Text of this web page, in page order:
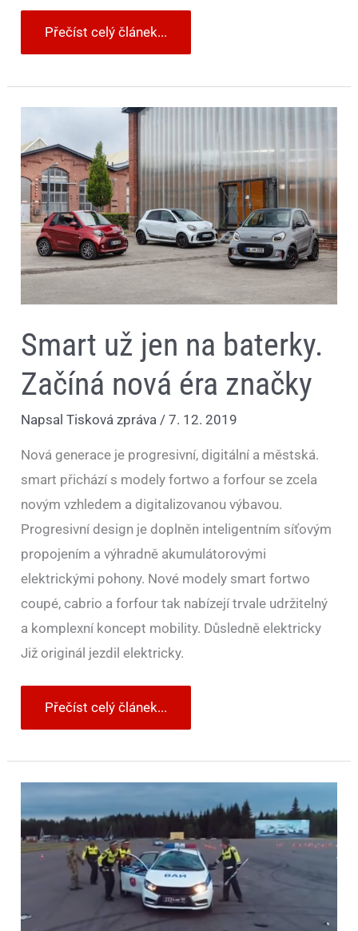
Přečíst celý článek...
Smart už jen na baterky.
Začíná nová éra značky
NapsalTisková zpráva /7. 12. 2019
Nová generace je progresivní, digitální a městská.
smart přichází s modely fortwo a forfour se zcela
novým vzhledem a digitalizovanou výbavou.
Progresivní design je doplněn inteligentním síťovým
propojením a výhradně akumulátorovými
elektrickými pohony. Nové modely smart fortwo
coupé, cabrio a forfour tak nabízejí trvale udržitelný
a komplexní koncept mobility. Důsledně elektricky
Již originál jezdil elektricky.
jen
na
baterky.
Začíná
nová
éra
značky
Přečíst celý článek...
Filmovou
otočku
opravdu
není
radno
dělat
každým
autem.